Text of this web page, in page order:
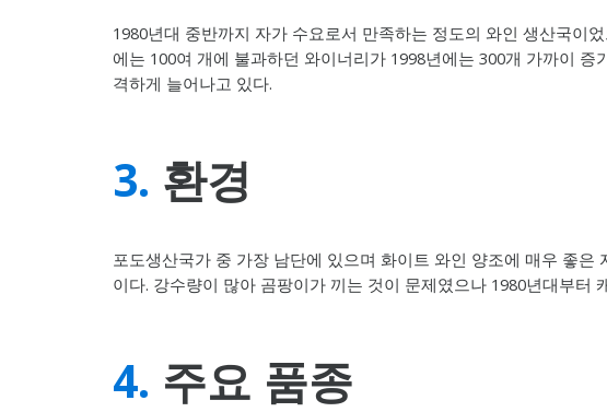
1980년대 중반까지 자가 수요로서 만족하는 정도의 와인 생산국이
에는 100여 개에 불과하던 와이너리가 1998년에는 300개 가까이
격하게 늘어나고 있다.
3. 환경
포도생산국가 중 가장 남단에 있으며 화이트 와인 양조에 매우 좋
이다. 강수량이 많아 곰팡이가 끼는 것이 문제였으나 1980년대부터
4. 주요 품종